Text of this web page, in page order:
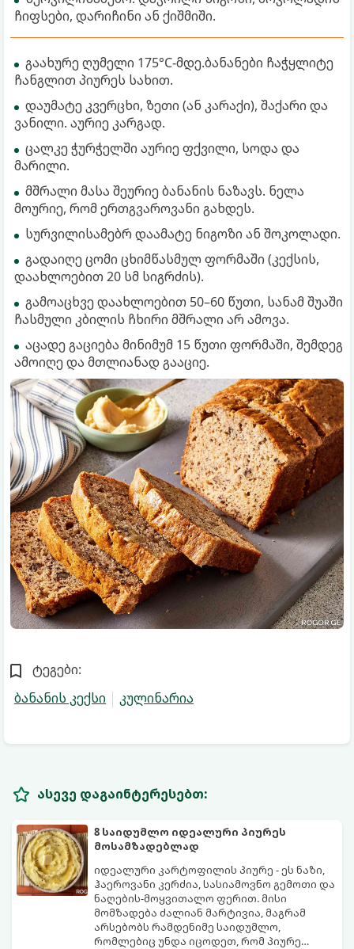
ჩიფსები, დარიჩინი ან ქიშმიში.
გაახურე ღუმელი 175°C-მდე.ბანანები ჩაჭყლიტე
ჩანგლით პიურეს სახით.
დაუმატე კვერცხი, ზეთი (ან კარაქი), შაქარი და
ვანილი. აურიე კარგად.
ცალკე ჭურჭელში აურიე ფქვილი, სოდა და
მარილი.
მშრალი მასა შეურიე ბანანის ნაზავს. ნელა
მოურიე, რომ ერთგვაროვანი გახდეს.
სურვილისამებრ დაამატე ნიგოზი ან შოკოლადი.
გადაიღე ცომი ცხიმწასმულ ფორმაში (კექსის,
დაახლოებით 20 სმ სიგრძის).
გამოაცხვე დაახლოებით 50–60 წუთი, სანამ შუაში
ჩასმული კბილის ჩხირი მშრალი არ ამოვა.
აცადე გაციება მინიმუმ 15 წუთი ფორმაში, შემდეგ
ამოიღე და მთლიანად გააციე.
ტეგები:
ბანანის კექსი
კულინარია
ასევე დაგაინტერესებთ:
8 საიდუმლო იდეალური პიურეს
მოსამზადებლად
იდეალური კარტოფილის პიურე - ეს ნაზი,
ჰაეროვანი კერძია, სასიამოვნო გემოთი და
ნაღების-მოყვითალო ფერით. მისი
მომზადება ძალიან მარტივია, მაგრამ
არსებობს რამდენიმე საიდუმლო,
რომლებიც უნდა იცოდეთ, რომ პიურე